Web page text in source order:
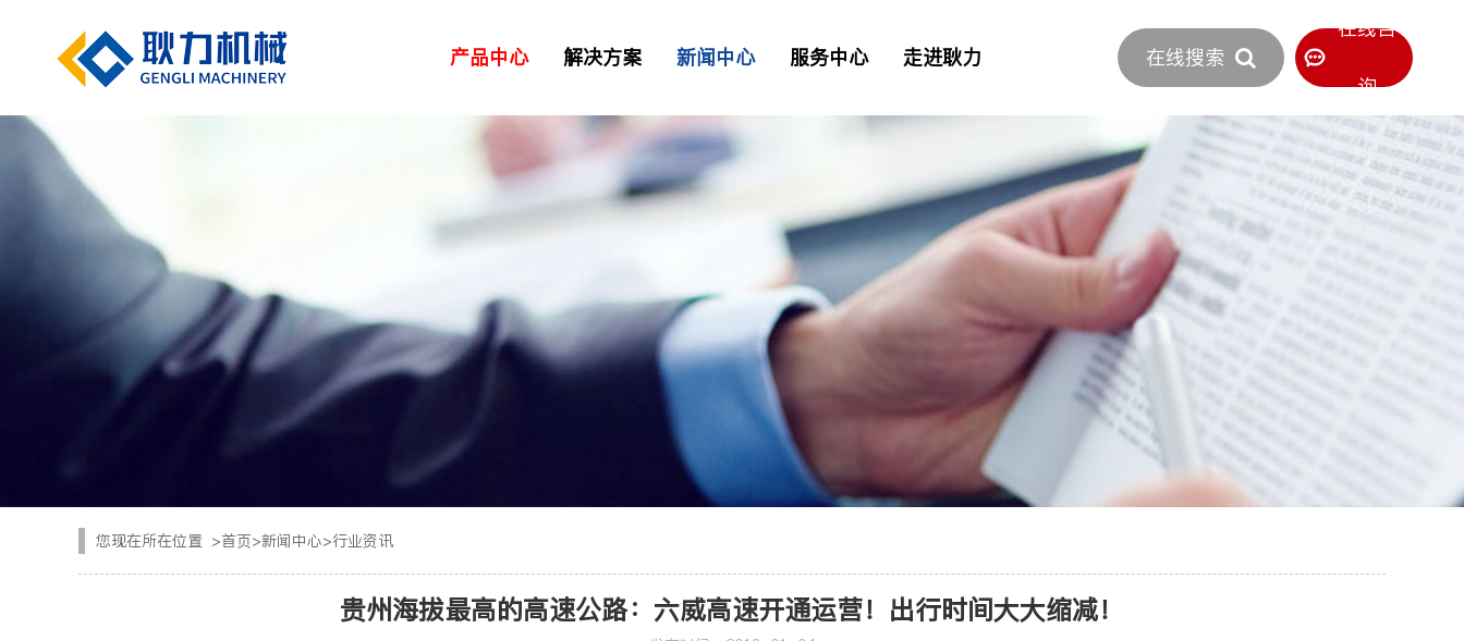
产品中心
产品设备 二衬台车 正品配件
矿用设备 UPS-20JTB混凝土喷射车
UPS-15JT矿用混凝土喷射车
SPB9-T 湿式混凝土喷射机
CYTJ76矿用掘进台车
GKF-60W矿用辅助喷射机械手
湿喷设备
注浆设备
400-886-0516
解决方案
> 路桥
> 隧道
> 地下管廊
新闻中心
> 企业新闻
> 行业资讯
> 专题报道
服务中心
> 服务网络
> 常见问题
> 客户培训
> 我要报修
走进耿力
> 荣誉资质
> 工业园区
> 联系我们
在线搜索
在线咨
询
您现在所在位置 >首页>新闻中心>行业资讯
贵州海拔最高的高速公路：六威高速开通运营！出行时间大大缩减！